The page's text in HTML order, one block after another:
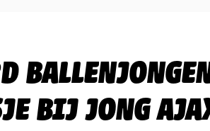
BIJ JONG